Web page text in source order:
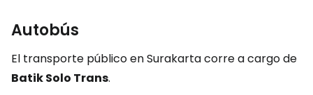
Autobús
El transporte público en Surakarta corre a cargo de
Batik Solo Trans.